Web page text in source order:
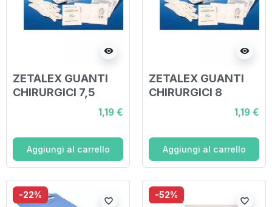
visibility
ZETALEX GUANTI
CHIRURGICI 7,5
1,19 €
Aggiungi al carrello
visibility
ZETALEX GUANTI
CHIRURGICI 8
1,19 €
Aggiungi al carrello
-22%
favorite_border
-52%
favorite_border